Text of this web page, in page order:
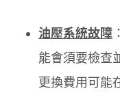
油壓系統故障
能會須要檢查
更換費用可能